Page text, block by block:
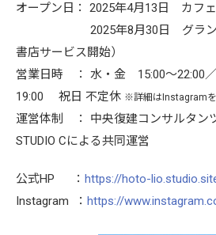
オープン日： 2025年4月13日 カフ
2025年8月30日 グランド
書店サービス開始）
営業日時 ： 水・金 15:00～22:00
19:00 祝日 不定休 ※詳細はInstagram
運営体制 ： 中央復建コンサルタン
STUDIO Cによる共同運営
公式HP ： https://hoto-
Instagram ： https://